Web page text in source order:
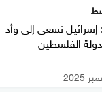
إسرائيل تسعى إلى وأد
الفلسطين